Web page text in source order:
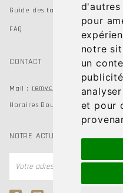
pour
notre
un
et pour
Guide des tailles
FAQ
CONTACT
Mail : remychausseur@gmail.com
Horaires Boutiques du mardi au
NOTRE ACTUALITÉ